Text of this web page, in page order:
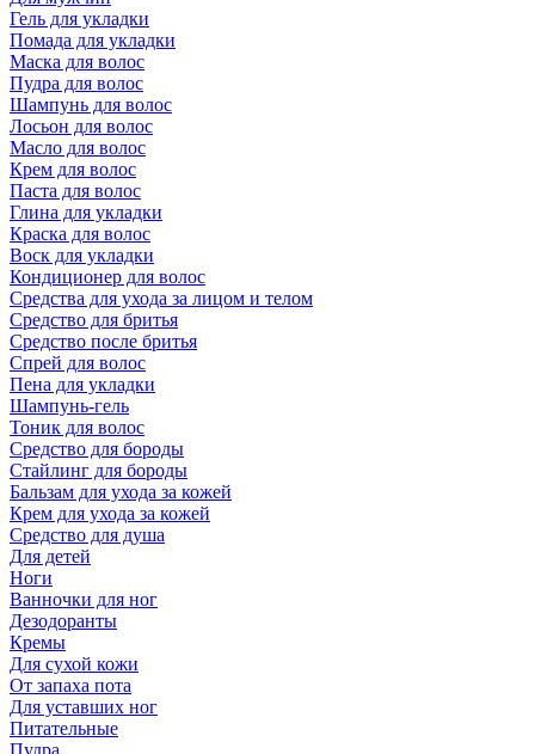
Гель для укладки
Помада для укладки
Маска для волос
Пудра для волос
Шампунь для волос
Лосьон для волос
Масло для волос
Крем для волос
Паста для волос
Глина для укладки
Краска для волос
Воск для укладки
Кондиционер для волос
Средства для ухода за лицом и телом
Средство для бритья
Средство после бритья
Спрей для волос
Пена для укладки
Шампунь-гель
Тоник для волос
Средство для бороды
Стайлинг для бороды
Бальзам для ухода за кожей
Крем для ухода за кожей
Средство для душа
Для детей
Ноги
Ванночки для ног
Дезодоранты
Кремы
Для сухой кожи
От запаха пота
Для уставших ног
Питательные
Пудра